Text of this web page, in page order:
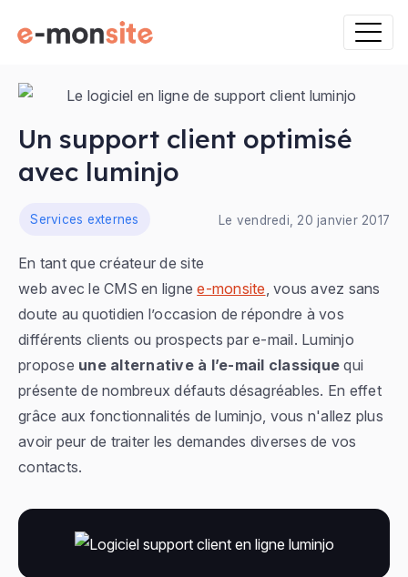
Un support client optimisé
avec luminjo
Le vendredi, 20 janvier 2017
Services externes
En tant que créateur de site
web avec le CMS en lignee-monsite , vous avez sans
doute au quotidien l’occasion de répondre à vos
différents clients ou prospects par e-mail. Luminjo
propose une alternative à l’e-mail classique qui
présente de nombreux défauts désagréables. En effet
grâce aux fonctionnalités de luminjo, vous n'allez plus
avoir peur de traiter les demandes diverses de vos
contacts.